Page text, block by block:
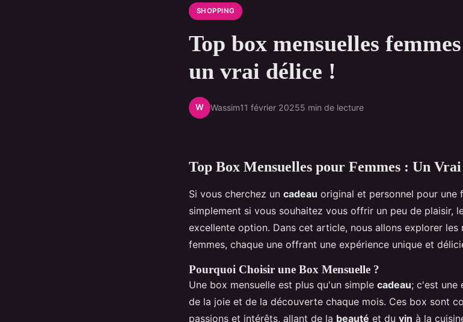
SHOPPING
Top box mensuelles
un vrai délice !
W Wassim11 février 20255 min de lecture
Top Box Mensuelles pour Femmes : Un
Si vous cherchez un cadeau original et personnel pour une
simplement si vous souhaitez vous offrir un peu de plaisir,
excellente option. Dans cet article, nous allons explorer les
femmes, chaque une offrant une expérience unique et
Pourquoi Choisir une Box Mensuelle ?
Une box mensuelle est plus qu'un simple cadeau; c'est une
de la joie et de la découverte chaque mois. Ces box sont
passions et intérêts, allant de la beauté et du vin à la